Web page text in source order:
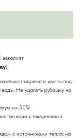
подрежьте цветы под
воды. Не удалять рубашку на
на 50%
вода с ежедневной
с источниками тепла: на